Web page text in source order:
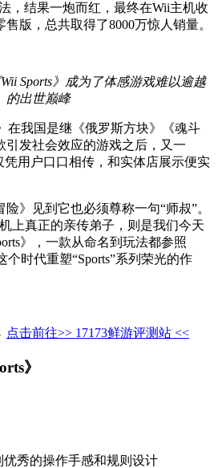
，结果一炮而红，最终在Wii主机收
版，总共取得了8000万惊人销量。
Sports》成为了体感游戏难以逾越
的出世巅峰
在我国是继《俄罗斯方块》《魂斗
引发社会效应的游戏之后，又一
凭用户口口相传，和实体店展示便实
》见到它也必须尊称一句“师叔”。
上真正的亲传弟子，则是我们今天
》，一款从命名到玩法都参照
个时代重塑“Sports”系列荣光的作
点击前往>> 17173鲜游评测站 <<
》
秀的操作手感和规则设计